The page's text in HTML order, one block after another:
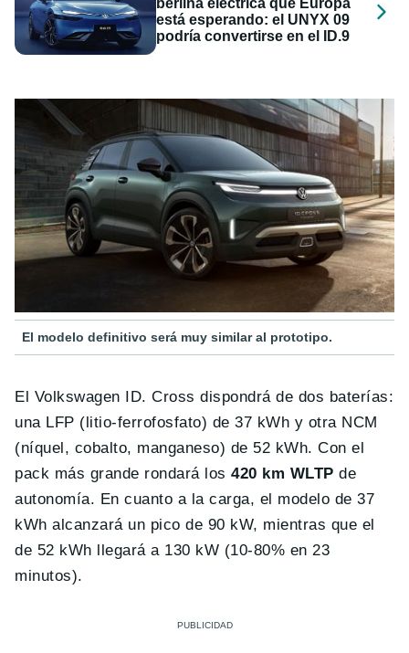
berlina eléctrica que Europa
está esperando: el UNYX 09
podría convertirse en el ID.9
El modelo definitivo será muy similar al prototipo.
El Volkswagen ID. Cross dispondrá de dos baterías:
una LFP (litio-ferrofosfato) de 37 kWh y otra NCM
(níquel, cobalto, manganeso) de 52 kWh. Con el
pack más grande rondará los420 km WLTP de
autonomía. En cuanto a la carga, el modelo de 37
kWh alcanzará un pico de 90 kW, mientras que el
de 52 kWh llegará a 130 kW (10-80% en 23
minutos).